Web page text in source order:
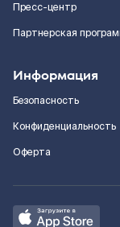
Пресс-центр
Партнерская
Информация
Безопасность
Конфиденциальность
Оферта